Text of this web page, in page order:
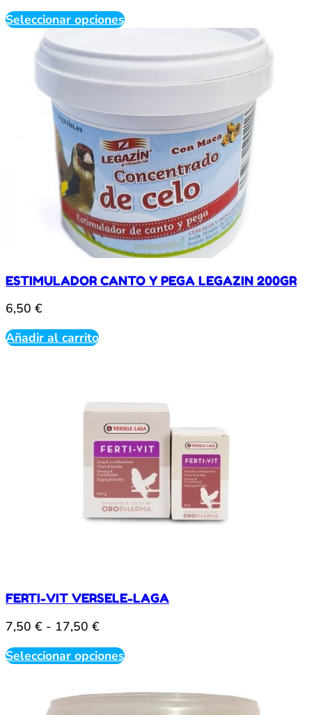
precios:
3,85 €
5,50 €
Seleccionar opcionesEste
múltiples
pueden
elegir
en
la
página
de
producto
ESTIMULADOR CANTO Y PEGA LEGAZIN 200GR
6,50 €
Añadir al carrito
FERTI-VIT VERSELE-LAGA
7,50 € - 17,50 €Rango
precios:
7,50 €
Seleccionar opcionesEste
múltiples
variantes.